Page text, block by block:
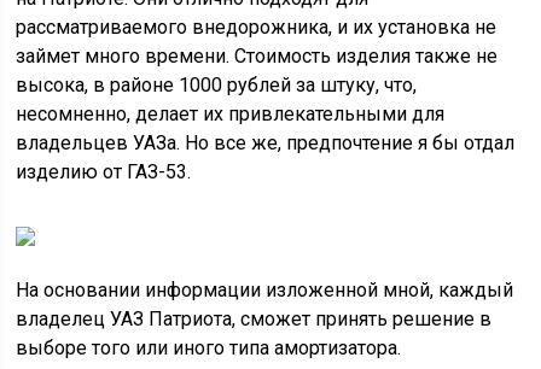
рассматриваемого внедорожника, и их установка не
займет много времени. Стоимость изделия также не
высока, в районе 1000 рублей за штуку, что,
несомненно, делает их привлекательными для
владельцев УАЗа. Но все же, предпочтение я бы отдал
изделию от ГАЗ-53.
На основании информации изложенной мной, каждый
владелец УАЗ Патриота, сможет принять решение в
выборе того или иного типа амортизатора.